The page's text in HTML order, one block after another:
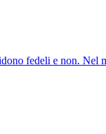
fedeli e non. Nel